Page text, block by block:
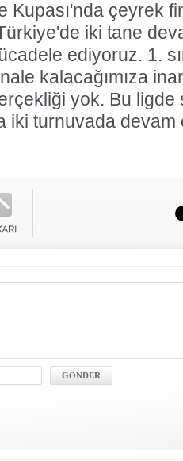
Kupası'nda çeyrek
iki tane
ediyoruz. 1.
kalacağımıza
yok. Bu ligde
iki turnuvada
Rüşvet'
Ondokuzmayıs
Hastanesinde bazı
hastalardan rüşvet aldığı
başlatılan 'Soruşturma'
Samsun ve Ordu’da eş
operasyon düzenlendi.
Doktorun da bulunduğu
gözaltına alındı.